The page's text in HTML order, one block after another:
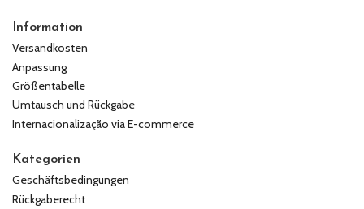
Information
Versandkosten
Anpassung
Größentabelle
Umtausch und Rückgabe
Internacionalização via E-commerce
Kategorien
Geschäftsbedingungen
Rückgaberecht